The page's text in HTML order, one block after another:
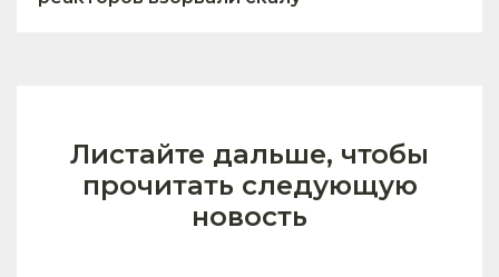
Листайте дальше, чтобы
прочитать следующую
новость